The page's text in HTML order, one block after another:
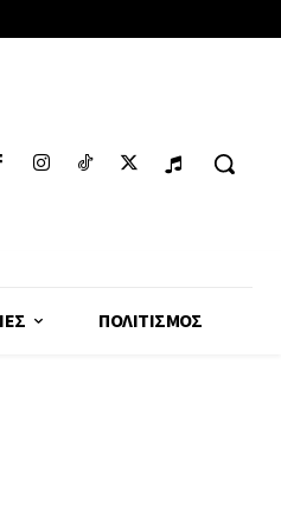
ΠΟΛΙΤΙΣΜΌΣ